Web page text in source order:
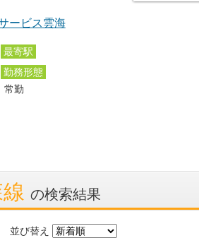
ービス雲海
最寄駅
勤務形態
常勤
の検索結果
並び替え